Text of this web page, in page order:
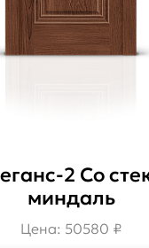
2 Со
миндаль
Цена: 50580 ₽